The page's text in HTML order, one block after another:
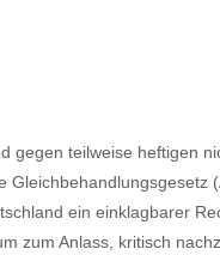
gegen teilweise heftigen
ein einklagbarer
zum Anlass, kritisch